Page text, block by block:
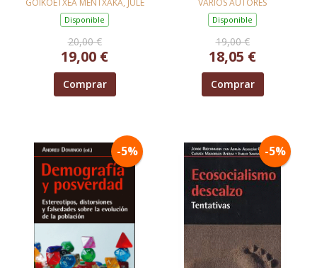
GOIKOETXEA MENTXAKA, JULE
Disponible
20,00 €
19,00 €
Comprar
VARIOS AUTORES
Disponible
19,00 €
18,05 €
Comprar
-5% -5%